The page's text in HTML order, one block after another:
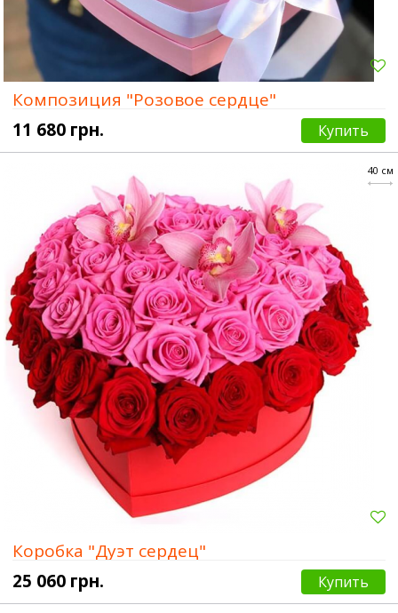
Композиция "Розовое сердце"
11 680 грн.
Купить
40 см
Коробка "Дуэт сердец"
25 060 грн.
Купить